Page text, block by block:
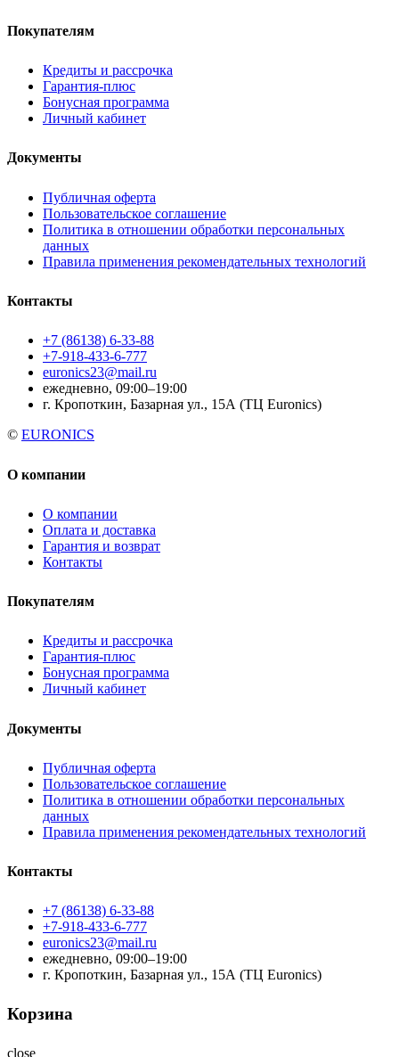
Покупателям
Кредиты и рассрочка
Гарантия-плюс
Бонусная программа
Личный кабинет
Документы
Публичная оферта
Пользовательское соглашение
Политика в отношении обработки персональных
данных
Правила применения рекомендательных технологий
Контакты
+7 (86138) 6-33-88
+7-918-433-6-777
euronics23@mail.ru
ежедневно, 09:00–19:00
г. Кропоткин, Базарная ул., 15А (ТЦ Euronics)
© EURONICS
О компании
О компании
Оплата и доставка
Гарантия и возврат
Контакты
Покупателям
Кредиты и рассрочка
Гарантия-плюс
Бонусная программа
Личный кабинет
Документы
Публичная оферта
Пользовательское соглашение
Политика в отношении обработки персональных
данных
Правила применения рекомендательных технологий
Контакты
+7 (86138) 6-33-88
+7-918-433-6-777
euronics23@mail.ru
ежедневно, 09:00–19:00
г. Кропоткин, Базарная ул., 15А (ТЦ Euronics)
Корзина
close